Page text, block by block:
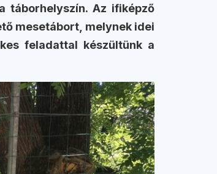
táborhelyszín. Az ifiképző
mesetábort, melynek idei
feladattal készültünk a